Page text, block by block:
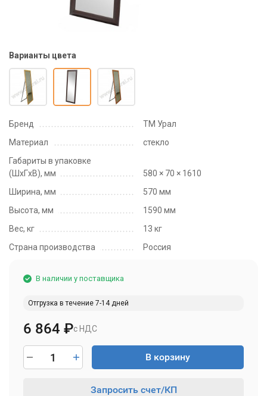
Бренд
ТМ Урал
Материал
стекло
Габариты в упаковке
(ШxГxВ), мм
580 × 70 × 1610
Ширина, мм
570 мм
Высота, мм
1590 мм
Вес, кг
13 кг
Страна производства
Россия
Варианты цвета
В наличии у поставщика
Отгрузка в течение 7-14 дней
с НДС
6 864 ₽
В корзину
Запросить счет/КП